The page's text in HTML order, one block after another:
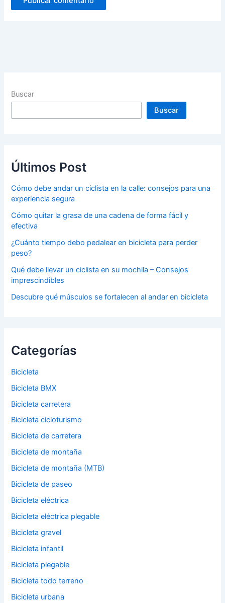
Buscar
Buscar
Últimos Post
Cómo debe andar un ciclista en la calle: consejos para una
experiencia segura
Cómo quitar la grasa de una cadena de forma fácil y
efectiva
¿Cuánto tiempo debo pedalear en bicicleta para perder
peso?
Qué debe llevar un ciclista en su mochila – Consejos
imprescindibles
Descubre qué músculos se fortalecen al andar en bicicleta
Categorías
Bicicleta
Bicicleta BMX
Bicicleta carretera
Bicicleta cicloturismo
Bicicleta de carretera
Bicicleta de montaña
Bicicleta de montaña (MTB)
Bicicleta de paseo
Bicicleta eléctrica
Bicicleta eléctrica plegable
Bicicleta gravel
Bicicleta infantil
Bicicleta plegable
Bicicleta todo terreno
Bicicleta urbana